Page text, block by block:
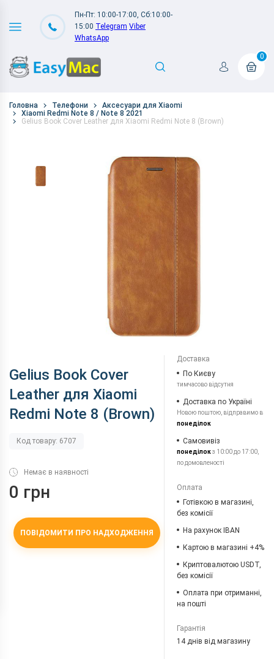
Пн-Пт: 10:00-17:00, Сб:10:00-
15:00 Telegram Viber
WhatsApp
0
Головна Телефони
Аксесуари для Xiaomi
Xiaomi Redmi Note 8 / Note 8 2021
Gelius Book Cover Leather для Xiaomi Redmi Note 8 (Brown)
Gelius Book Cover
Leather для Xiaomi
Redmi Note 8 (Brown)
Код товару: 6707
Немає в наявності
0 грн
ПОВІДОМИТИ ПРО НАДХОДЖЕННЯ
Доставка
По Києву
тимчасово відсутня
Доставка по Україні
Новою поштою, відправимо в
понеділок
Самовивіз
понеділокз 10:00 до 17:00,
по домовленості
Оплата
Готівкою в магазині,
без комісії
На рахунок IBAN
Картою в магазині +4%
Криптовалютою USDT,
без комісії
Оплата при отриманні,
на пошті
Гарантія
14 днів від магазину